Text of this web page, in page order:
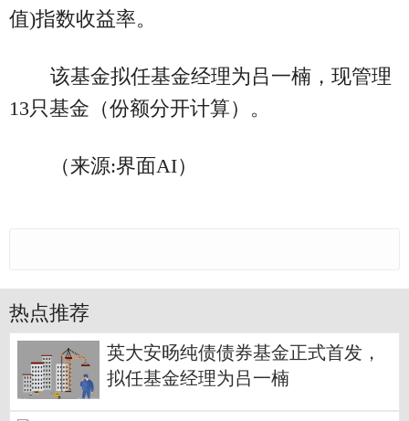
值)指数收益率。
该基金拟任基金经理为吕一楠，现管理
13只基金（份额分开计算）。
（来源:界面AI）
热点推荐
英大安旸纯债债券基金正式首发，
拟任基金经理为吕一楠